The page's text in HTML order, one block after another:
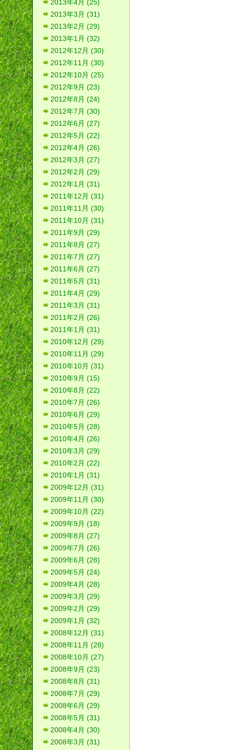
2013年4月 (25)
2013年3月 (31)
2013年2月 (29)
2013年1月 (32)
2012年12月 (30)
2012年11月 (30)
2012年10月 (25)
2012年9月 (23)
2012年8月 (24)
2012年7月 (30)
2012年6月 (27)
2012年5月 (22)
2012年4月 (26)
2012年3月 (27)
2012年2月 (29)
2012年1月 (31)
2011年12月 (31)
2011年11月 (30)
2011年10月 (31)
2011年9月 (29)
2011年8月 (27)
2011年7月 (27)
2011年6月 (27)
2011年5月 (31)
2011年4月 (29)
2011年3月 (31)
2011年2月 (26)
2011年1月 (31)
2010年12月 (29)
2010年11月 (29)
2010年10月 (31)
2010年9月 (15)
2010年8月 (22)
2010年7月 (26)
2010年6月 (29)
2010年5月 (28)
2010年4月 (26)
2010年3月 (29)
2010年2月 (22)
2010年1月 (31)
2009年12月 (31)
2009年11月 (30)
2009年10月 (22)
2009年9月 (18)
2009年8月 (27)
2009年7月 (26)
2009年6月 (28)
2009年5月 (24)
2009年4月 (28)
2009年3月 (29)
2009年2月 (29)
2009年1月 (32)
2008年12月 (31)
2008年11月 (28)
2008年10月 (27)
2008年9月 (23)
2008年8月 (31)
2008年7月 (29)
2008年6月 (29)
2008年5月 (31)
2008年4月 (30)
2008年3月 (31)